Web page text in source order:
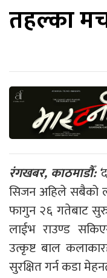
तहल्का
रंगखबर, काठमाडौँ:‘
सिजन अहिले सबैको
फागुन २६ गतेबाट सुरु
लाईभ राउण्ड
उत्कृष्ट बाल
सुरक्षित गर्न कडा